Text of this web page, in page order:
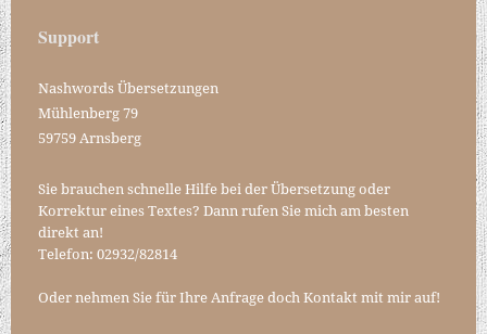
Support
Nashwords Übersetzungen
Mühlenberg79
59759Arnsberg
Sie brauchen schnelle Hilfe bei der Übersetzung oder
Korrektur eines Textes? Dann rufen Sie mich am besten
direkt an!
Telefon: 02932/82814
Oder nehmen Sie für Ihre Anfrage doch Kontakt mit mir auf!